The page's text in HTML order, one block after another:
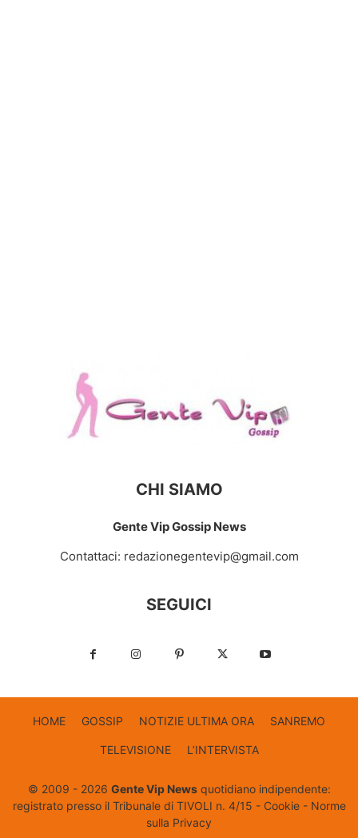
CHI SIAMO
Gente Vip Gossip News
Contattaci: redazionegentevip@gmail.com
SEGUICI
HOME GOSSIP NOTIZIE ULTIMA ORA SANREMO
TELEVISIONE L’INTERVISTA
© 2009 - 2026 Gente Vip Newsquotidiano indipendente:
registrato presso il Tribunale di TIVOLI n. 4/15 - Cookie- Norme
sulla Privacy